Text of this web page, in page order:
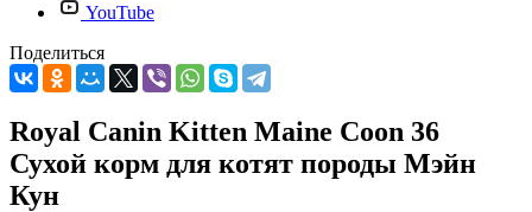
YouTube
Поделиться
Royal Canin Kitten Maine Coon 36
Сухой корм для котят породы Мэйн
Кун